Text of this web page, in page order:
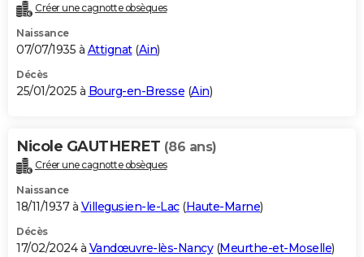
Créer une cagnotte obsèques
Naissance
07/07/1935 à Attignat(Ain)
Décès
25/01/2025 à Bourg-en-Bresse (Ain)
Nicole GAUTHERET (86 ans)
Créer une cagnotte obsèques
Naissance
18/11/1937 à Villegusien-le-Lac(Haute-Marne)
Décès
17/02/2024 à Vandœuvre-lès-Nancy(Meurthe-et-Moselle)